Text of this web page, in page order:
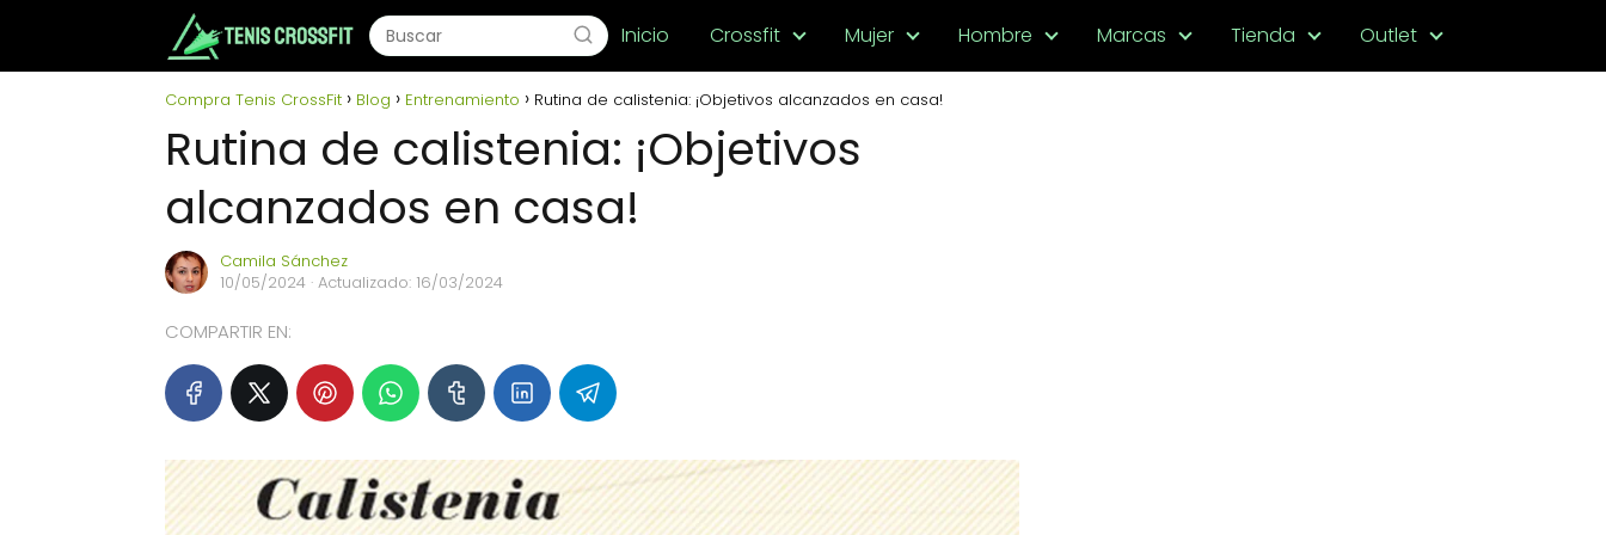
Inicio Crossfit Mujer Hombre Marcas Tienda Outlet
Compra Tenis CrossFit Blog Entrenamiento Rutina de calistenia: ¡Objetivos alcanzados en casa!
Rutina de calistenia: ¡Objetivos
alcanzados en casa!
Camila Sánchez
10/05/2024 · Actualizado: 16/03/2024
COMPARTIR EN: